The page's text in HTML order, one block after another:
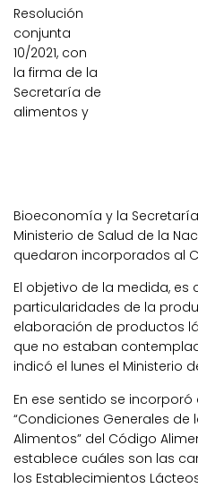
Resolución
conjunta
10/2021, con
la firma de la
Secretaría de
alimentos y
Bioeconomía y la
Ministerio de Salud de la
quedaron incorporados al
El objetivo de la medida, es
particularidades de la
elaboración de productos
que no estaban
indicó el lunes el Ministerio
En ese sentido se
“Condiciones Generales
Alimentos” del Código
establece cuáles son las
los Establecimientos